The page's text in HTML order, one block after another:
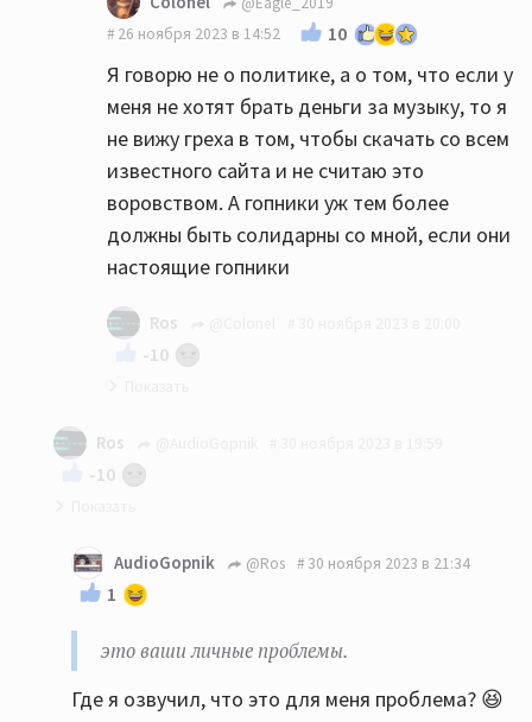
26 ноября 2023 в 14:52
10
Я говорю не о политике, а о том, что если у
меня не хотят брать деньги за музыку, то я
не вижу греха в том, чтобы скачать со всем
известного сайта и не считаю это
воровством. А гопники уж тем более
должны быть солидарны со мной, если они
настоящие гопники
Ros
-10
Ros
-10
Действительно, зачем платить, когда можно
своровать??)))
Если нравится дяде-буржую платить денежку за
его услуги по предоставлению музыки, это ваши
личные проблемы.
AudioGopnik @Ros 30 ноября 2023 в 21:34
1
это ваши личные проблемы.
Где я озвучил, что это для меня проблема? 😆